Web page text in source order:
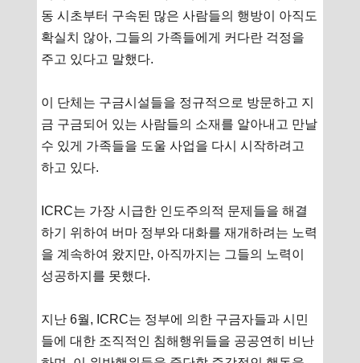
동 시초부터 구속된 많은 사람들의 행방이 아직도
확실치 않아, 그들의 가족들에게 커다란 걱정을
주고 있다고 말했다.
이 단체는 구금시설들을 정규적으로 방문하고 지
금 구금되어 있는 사람들의 소재를 알아내고 만날
수 있게 가족들을 도울 사업을 다시 시작하려고
하고 있다.
ICRC는 가장 시급한 인도주의적 문제들을 해결
하기 위하여 버마 정부와 대화를 재개하려는 노력
을 계속하여 왔지만, 아직까지는 그들의 노력이
성공하지를 못했다.
지난 6월, ICRC는 정부에 의한 구금자들과 시민
들에 대한 조직적인 침해행위들을 공공연히 비난